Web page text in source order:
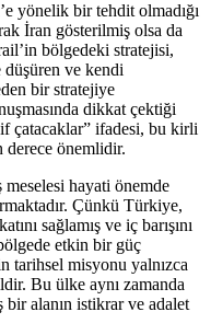
yönelik bir tehdit olmadığı
İran gösterilmiş olsa da
bölgedeki stratejisi,
düşüren ve kendi
bir stratejiye
dikkat çektiği
çatacaklar” ifadesi, bu kirli
derece önemlidir.
hayati önemde
Çünkü Türkiye,
sağlamış ve iç barışını
etkin bir güç
tarihsel misyonu yalnızca
Bu ülke aynı zamanda
alanın istikrar ve adalet